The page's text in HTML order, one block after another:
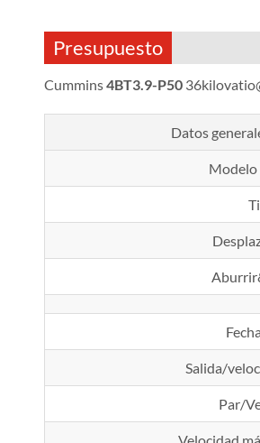
Presupuesto
Cummins4BT3.9-P50
Datos
Salida/
Par/